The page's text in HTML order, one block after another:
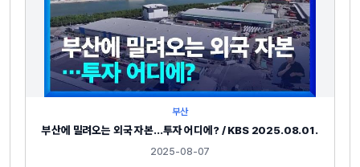
부산
부산에 밀려오는 외국 자본…투자 어디에? / KBS 2025.08.01.
2025-08-07